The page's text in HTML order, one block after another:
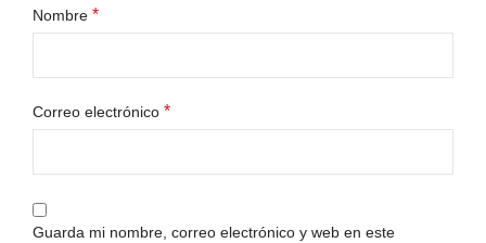
Nombre *
Correo electrónico *
Guarda mi nombre, correo electrónico y web en este